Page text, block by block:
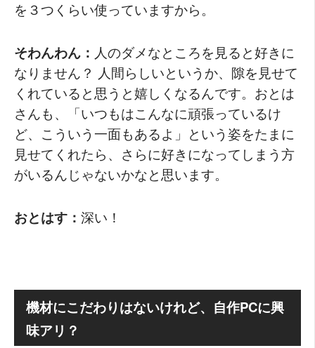
を３つくらい使っていますから。
そわんわん： 人のダメなところを見ると好きに
なりません？ 人間らしいというか、隙を見せて
くれていると思うと嬉しくなるんです。おとは
さんも、「いつもはこんなに頑張っているけ
ど、こういう一面もあるよ」という姿をたまに
見せてくれたら、さらに好きになってしまう方
がいるんじゃないかなと思います。
おとはす： 深い！
機材にこだわりはないけれど、自作PCに興
味アリ？